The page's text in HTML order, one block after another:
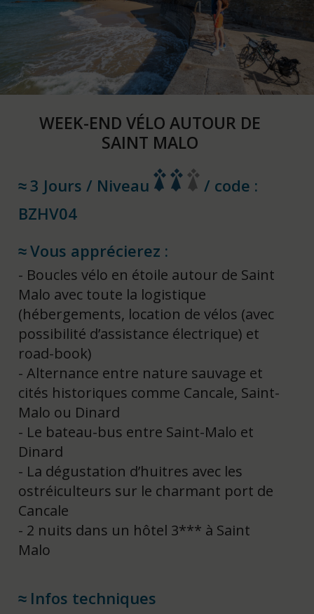
WEEK-END VÉLO AUTOUR DE
SAINT MALO
3 Jours / Niveau
/ code :
BZHV04
Vous apprécierez :
Boucles vélo en étoile autour de Saint
Malo avec toute la logistique
(hébergements, location de vélos (avec
possibilité d’assistance électrique) et
road-book)
Alternance entre nature sauvage et
cités historiques comme Cancale, Saint-
Malo ou Dinard
Le bateau-bus entre Saint-Malo et
Dinard
La dégustation d’huitres avec les
ostréiculteurs sur le charmant port de
Cancale
2 nuits dans un hôtel 3*** à Saint
Malo
Infos techniques